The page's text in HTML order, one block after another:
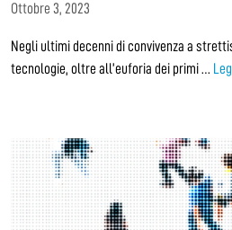
Ottobre 3, 2023
Negli ultimi decenni di convivenza a
tecnologie, oltre all’euforia dei primi …